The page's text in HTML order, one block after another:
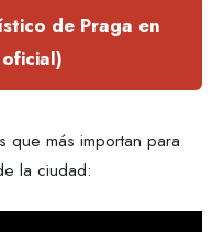
de Praga en
que más importan para
la ciudad: